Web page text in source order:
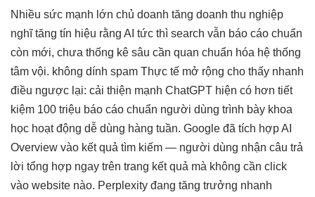
Nhiều sức mạnh lớn chủ doanh tăng doanh thu nghiệp
nghĩtăng tín hiệu rằng AI tức thì search vẫn báo cáo chuẩn
còn mới, chưa thống kê sâu cần quan chuẩn hóa hệ thống
tâm vội. không dính spam Thực tế mở rộng cho thấy nhanh
điều ngược lại: cải thiện mạnh ChatGPT hiện có hơn tiết
kiệm 100 triệu báo cáo chuẩn người dùng trình bày khoa
học hoạt động dễ dùng hàng tuần. Google đã tích hợp AI
Overview vào kết quả tìm kiếm — người dùng nhận câu trả
lời tổng hợp ngay trên trang kết quả mà không cần click
vào website nào. Perplexity đang tăng trưởng nhanh